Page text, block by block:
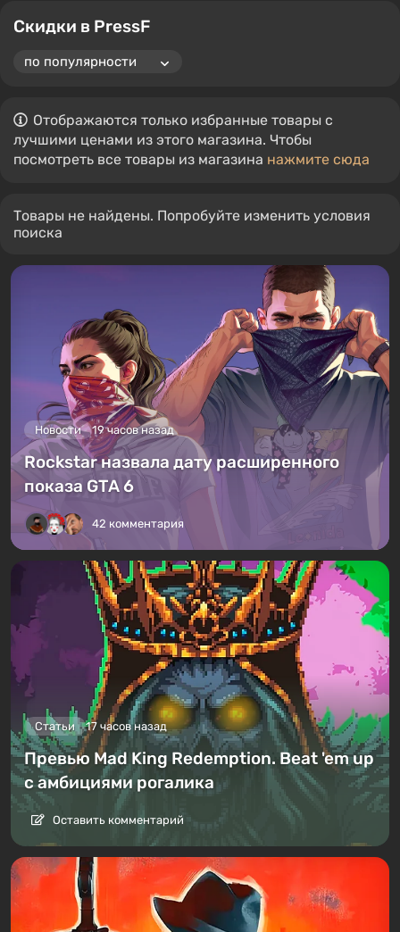
Скидки в PressF
Отображаются только избранные товары с
лучшими ценами из этого магазина. Чтобы
посмотреть все товары из магазина нажмите сюда
Товары не найдены. Попробуйте изменить условия
поиска
Новости 19 часов назад
Rockstar назвала дату расширенного
показа GTA 6
42 комментария
Статьи 17 часов назад
Превью Mad King Redemption. Beat 'em up
с амбициями рогалика
Оставить комментарий